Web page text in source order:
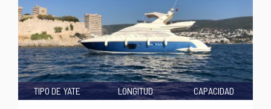
TIPO DE YATE LONGITUD CAPACIDAD